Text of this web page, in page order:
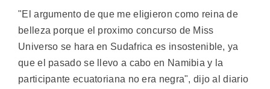
"El argumento de que me eligieron como reina de
belleza porque el proximo concurso de Miss
Universo se hara en Sudafrica es insostenible, ya
que el pasado se llevo a cabo en Namibia y la
participante ecuatoriana no era negra", dijo al diario